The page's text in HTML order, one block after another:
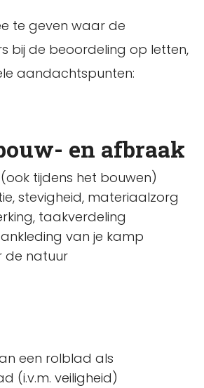
te geven waar de
bij de beoordeling op letten,
aandachtspunten:
en afbraak
tijdens het bouwen)
stevigheid, materiaalzorg
taakverdeling
van je kamp
de natuur
een rolblad als
(i.v.m. veiligheid)